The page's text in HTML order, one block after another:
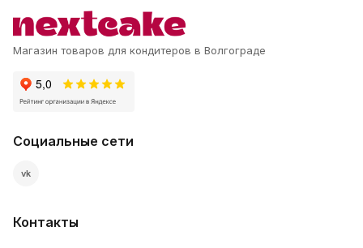
Магазин товаров для кондитеров в Волгограде
Социальные сети
vk
Контакты